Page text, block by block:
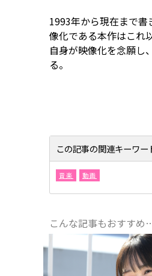
1993年から現在まで
像化である本作はこれ
自身が映像化を念願し
る。
この記事の関連キーワー
音楽 動画
こんな記事もおすすめ